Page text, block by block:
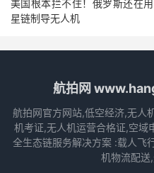
美国根本拦不住！俄罗斯还在用
星链制导无人机
航拍网
航拍网官方网站,低空经济,无人
机考证,无人机运营合格证,空域
全生态链服务解决方案 :载人飞
机物流配送